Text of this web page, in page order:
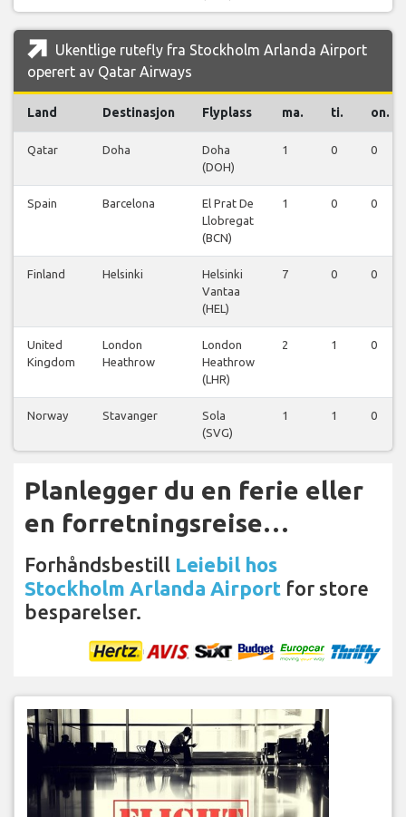
Ukentlige rutefly fra Stockholm Arlanda Airport
operert av Qatar Airways
Land Destinasjon Flyplass ma. ti. on.
Qatar Doha
Doha
(DOH)
1 0 0
Spain Barcelona
El Prat De
Llobregat
(BCN)
1 0 0
Finland Helsinki
Helsinki
Vantaa
(HEL)
7 0 0
United
Kingdom
London
Heathrow
London
Heathrow
(LHR)
2 1 0
Norway Stavanger
Sola
(SVG)
1 1 0
Planlegger du en ferie eller
en forretningsreise…
Forhåndsbestill Leiebil hos
Stockholm Arlanda Airport for store
besparelser.